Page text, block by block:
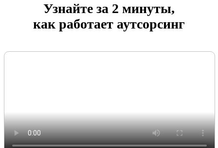
Узнайте за 2 минуты,
как работает аутсорсинг